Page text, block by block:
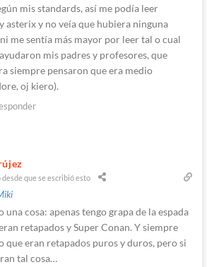
mis standards, así me podía leer
asterix y no veía que hubiera ninguna
me sentía más mayor por leer tal o cual
mis padres y profesores, que
siempre pensaron que era medio
oj kiero).
desde que se escribió esto
una cosa: apenas tengo grapa de la espada
retapados y Super Conan. Y siempre
que eran retapados puros y duros, pero si
tal cosa…